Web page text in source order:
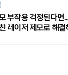
부작용 걱정된다면
레이저 제모로 해